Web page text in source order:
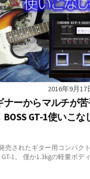
2016年9月17
ナーからマルチが
BOSS GT-1使いこな
売されたギター用コンパク
GT-1。 僅か1.3kgの軽量ボデ